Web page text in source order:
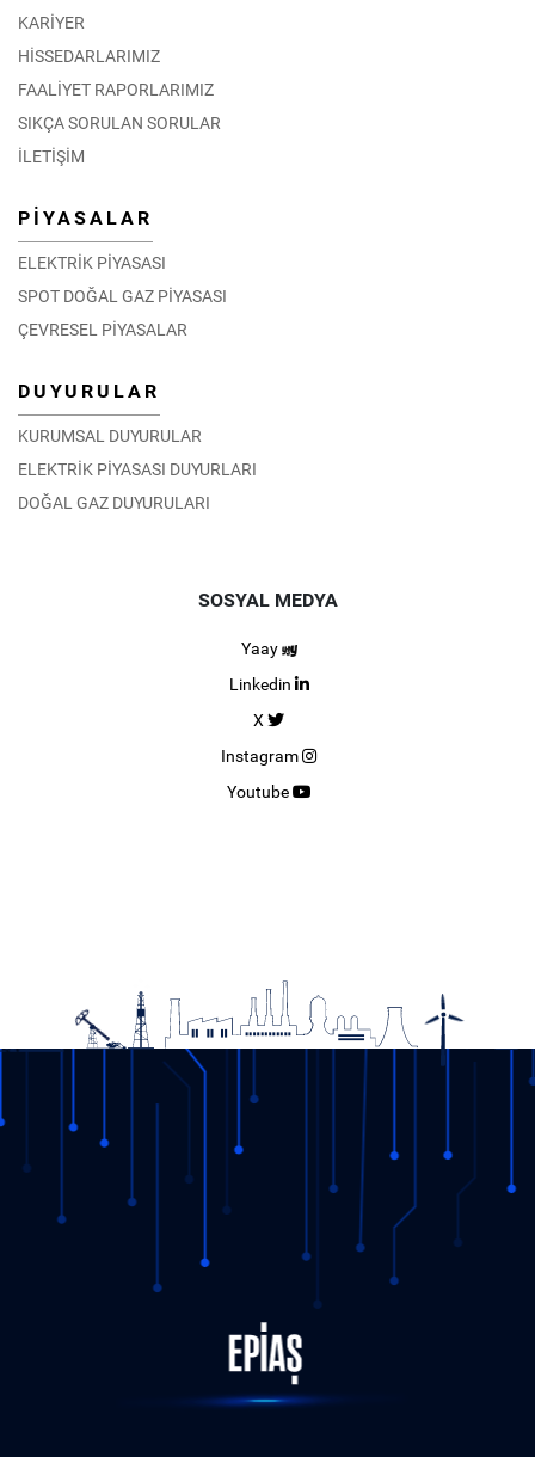
KARİYER
HİSSEDARLARIMIZ
FAALİYET RAPORLARIMIZ
SIKÇA SORULAN SORULAR
İLETİŞİM
PİYASALAR
ELEKTRİK PİYASASI
SPOT DOĞAL GAZ PİYASASI
ÇEVRESEL PİYASALAR
DUYURULAR
KURUMSAL DUYURULAR
ELEKTRİK PİYASASI DUYURLARI
DOĞAL GAZ DUYURULARI
SOSYAL MEDYA
Yaay
Linkedin
X
Instagram
Youtube